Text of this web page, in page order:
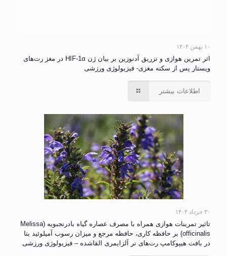
۱۰ بهمن ۱۴۰۴
اثر تمرین هوازی و تزریق آدنوزین بر بیان ژن HIF-1α در مغز رت‌های
ویستار پس از سکته مغزی- فیزیولوژی ورزشی
اطلاعات بیشتر
۳۰ خرداد ۱۴۰۴
تاثیر تمرینات هوازی همراه با مصرف عصاره گیاه بادرنجبویه (Melissa
officinalis) بر حافظه کاری، حافظه مرجع و میزان رسوب آمیلوئید بتا
در بافت هیپوکامپ رت‌های نر آلزایمری القاشده – فیزیولوژی ورزشی